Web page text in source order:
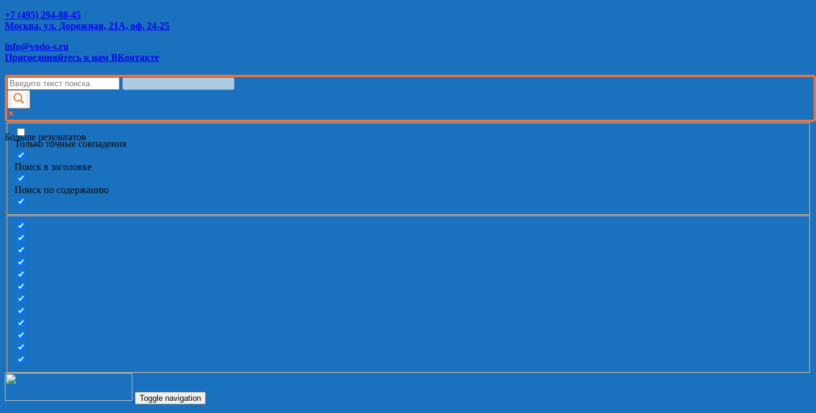
+7 (495) 294-88-45
Москва, ул. Дорожная, 21А, оф. 24-25
info@vodo-s.ru
Присоединяйтесь к нам ВКонтакте
Больше результатов
Только точные совпадения
Поиск в заголовке
Поиск по содержанию
Toggle navigation